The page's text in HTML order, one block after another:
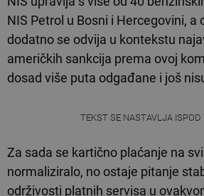
NIS Petrol u Bosni i Hercegovini, a
dodatno se odvija u kontekstu
američkih sankcija prema ovoj
dosad više puta odgađane i još
TEKST SE NASTAVLJA ISPOD
Za sada se kartično plaćanje na
normaliziralo, no ostaje pitanje
održivosti platnih servisa u